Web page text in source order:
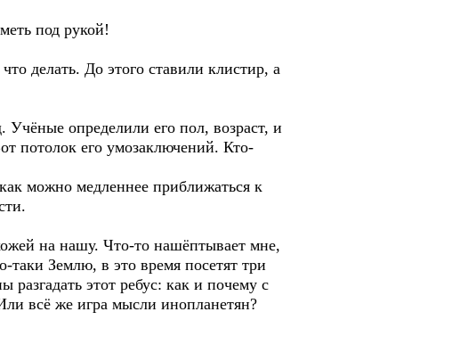
под рукой!
делать. До этого ставили клистир, а
определили его пол, возраст, и
потолок его умозаключений. Кто-
можно медленнее приближаться к
на нашу. Что-то нашёптывает мне,
таки Землю, в это время посетят три
этот ребус: как и почему с
всё же игра мысли инопланетян?